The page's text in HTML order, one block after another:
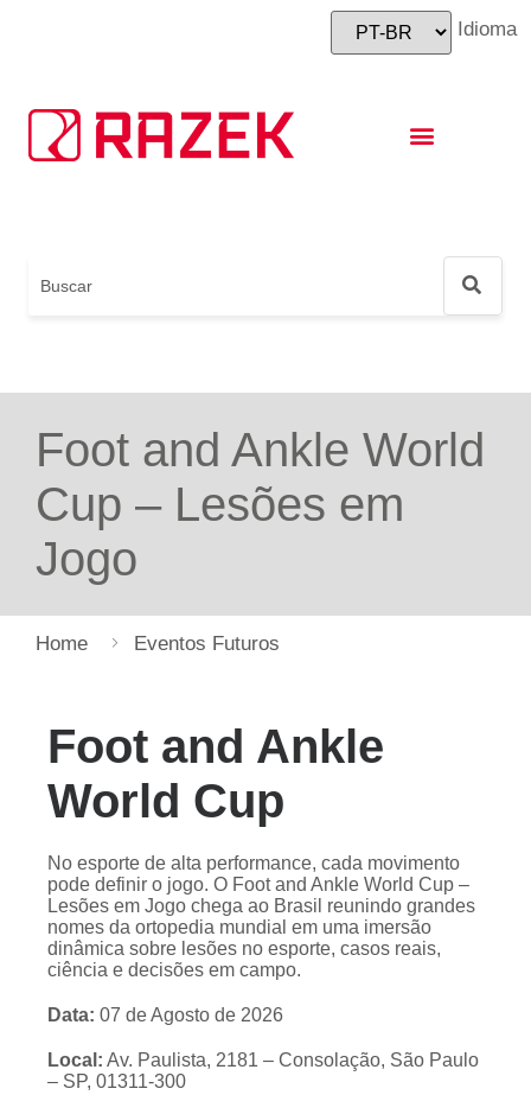
Idioma
Foot and Ankle World
Cup – Lesões em
Jogo
Home Eventos Futuros
Foot and Ankle
World Cup
No esporte de alta performance, cada movimento
pode definir o jogo. O Foot and Ankle World Cup –
Lesões em Jogo chega ao Brasil reunindo grandes
nomes da ortopedia mundial em uma imersão
dinâmica sobre lesões no esporte, casos reais,
ciência e decisões em campo.
Data: 07 de Agosto de 2026
Local: Av. Paulista, 2181 – Consolação, São Paulo
– SP, 01311-300